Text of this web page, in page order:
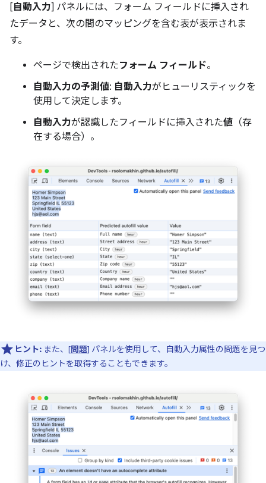
[自動入力] パネルには、フォーム フィールドに挿入され
たデータと、次の間のマッピングを含む表が表示されま
す。
ページで検出されたフォーム フィールド。
自動入力の予測値: 自動入力がヒューリスティックを
使用して決定します。
自動入力が認識したフィールドに挿入された値 （存
在する場合）。
ヒント: また、[問題] パネルを使用して、自動入力属性の問題を見つ
け、修正のヒントを取得することもできます。